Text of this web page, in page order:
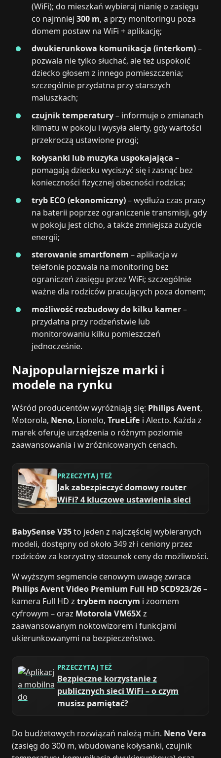
(WiFi); do mieszkań wybieraj nianię o zasięgu
co najmniej300 m, a przy monitoringu poza
domem postaw na WiFi + aplikację;
dwukierunkowa komunikacja (interkom)–
pozwala nie tylko słuchać, ale też uspokoić
dziecko głosem z innego pomieszczenia;
szczególnie przydatna przy starszych
maluszkach;
czujnik temperatury– informuje o zmianach
klimatu w pokoju i wysyła alerty, gdy wartości
przekroczą ustawione progi;
kołysanki lub muzyka uspokajająca –
pomagają dziecku wyciszyć się i zasnąć bez
konieczności fizycznej obecności rodzica;
tryb ECO (ekonomiczny)– wydłuża czas pracy
na baterii poprzez ograniczenie transmisji, gdy
w pokoju jest cicho, a także zmniejsza zużycie
energii;
sterowanie smartfonem – aplikacja w
telefonie pozwala na monitoring bez
ograniczeń zasięgu przez WiFi; szczególnie
ważne dla rodziców pracujących poza domem;
możliwość rozbudowy do kilku kamer–
przydatna przy rodzeństwie lub
monitorowaniu kilku pomieszczeń
jednocześnie.
Najpopularniejsze marki i
modele na rynku
Wśród producentów wyróżniają się: Philips Avent,
Motorola, Neno, Lionelo, TrueLife i Alecto. Każda z
marek oferuje urządzenia o różnym poziomie
zaawansowania i w zróżnicowanych cenach.
PRZECZYTAJ TEŻ
Jak zabezpieczyć domowy router
WiFi? 4 kluczowe ustawienia sieci
BabySense V35to jeden z najczęściej wybieranych
modeli, dostępny od około 349 zł i ceniony przez
rodziców za korzystny stosunek ceny do możliwości.
W wyższym segmencie cenowym uwagę zwraca
Philips Avent Video Premium Full HD SCD923/26–
kamera Full HD z trybem nocnym i zoomem
cyfrowym – oraz Motorola VM65Xz
zaawansowanym noktowizorem i funkcjami
ukierunkowanymi na bezpieczeństwo.
PRZECZYTAJ TEŻ
Bezpieczne korzystanie z
publicznych sieci WiFi – o czym
musisz pamiętać?
Do budżetowych rozwiązań należą m.in. Neno Vera
(zasięg do 300 m, wbudowane kołysanki, czujnik